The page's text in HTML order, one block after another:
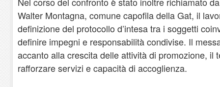
Walter Montagna, comune capofila della Gat, il
definizione del protocollo d’intesa tra i soggetti
definire impegni e responsabilità condivise. Il
accanto alla crescita delle attività di promozione, il
rafforzare servizi e capacità di accoglienza.